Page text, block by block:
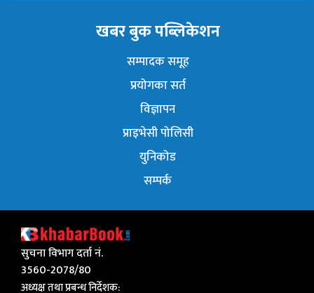
खबर बुक पब्लिकेशन
सम्पादक समूह
प्रयोगका सर्त
विज्ञापन
प्राइभेसी पोलिसी
युनिकोड
सम्पर्क
सुचना विभाग दर्ता नं.
3560-2078/80
अध्यक्ष तथा प्रबन्ध निर्देशक: